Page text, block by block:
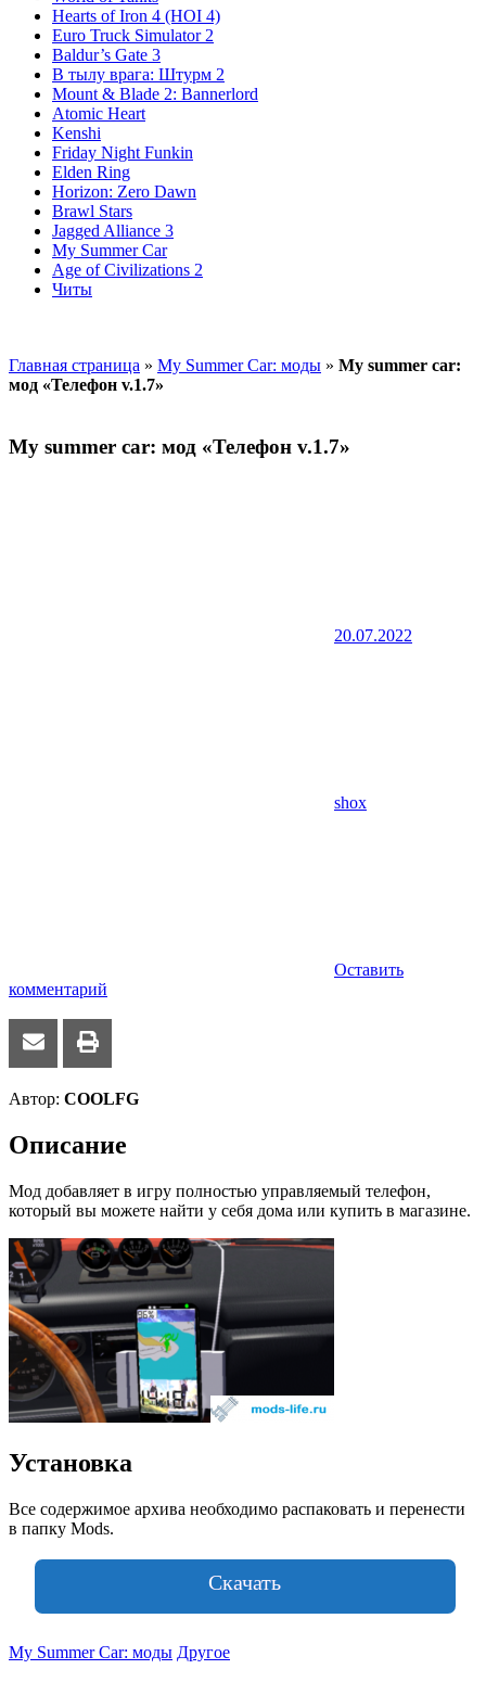
Hearts of Iron 4 (HOI 4)
Euro Truck Simulator 2
Baldur’s Gate 3
В тылу врага: Штурм 2
Mount & Blade 2: Bannerlord
Atomic Heart
Kenshi
Friday Night Funkin
Elden Ring
Horizon: Zero Dawn
Brawl Stars
Jagged Alliance 3
My Summer Car
Age of Civilizations 2
Читы
Главная страница » My Summer Car: моды » My summer car:
мод «Телефон v.1.7»
My summer car: мод «Телефон v.1.7»
20.07.2022
shox
Оставить
комментарий
Автор: COOLFG
Описание
Мод добавляет в игру полностью управляемый телефон,
который вы можете найти у себя дома или купить в магазине.
Установка
Все содержимое архива необходимо распаковать и перенести
в папку Mods.
Скачать
My Summer Car: моды Другое